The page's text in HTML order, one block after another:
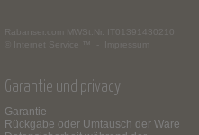
Rabanser.com
MWSt.Nr. IT01391430210
© Internet Service ™ -
Impressum
Garantie und privacy
Garantie
Rückgabe oder Umtausch der Ware